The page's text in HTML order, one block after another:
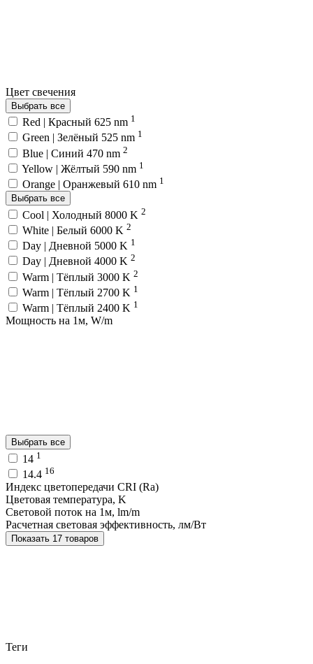
Цвет свечения
Выбрать все
Red | Красный 625 nm 1
Green | Зелёный 525 nm 1
Blue | Синий 470 nm 2
Yellow | Жёлтый 590 nm 1
Orange | Оранжевый 610 nm 1
Выбрать все
Cool | Холодный 8000 K 2
White | Белый 6000 K 2
Day | Дневной 5000 K 1
Day | Дневной 4000 K 2
Warm | Тёплый 3000 K 2
Warm | Тёплый 2700 K 1
Warm | Тёплый 2400 K 1
Мощность на 1м, W/m
Выбрать все
14 1
14.4 16
Индекс цветопередачи CRI (Ra)
Цветовая температура, K
Световой поток на 1м, lm/m
Расчетная световая эффективность, лм/Вт
Показать 17 товаров
Теги